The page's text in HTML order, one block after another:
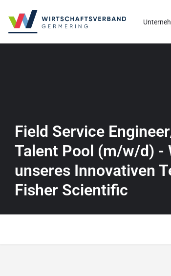
Field Service
Talent Pool (m/w/d) -
unseres Innovativen
Fisher Scientific